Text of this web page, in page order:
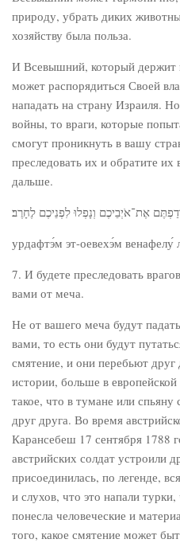
природу, убрать диких
хозяйству была польза.
И Всевышний, который держит
может распорядиться Своей
нападать на страну Израиля.
войны, то враги, которые
смогут проникнуть в вашу
преследовать их и обратите
дальше.
אֶת־אֹיְבֵיכֶם וְנָפְלוּ לִפְנֵיכֶם לֶחָרֶב׃
урдафтэ́м эт-оевехэ́м венафелу́
7. И будете преследовать
вами от меча.
Не от вашего меча будут
вами, то есть они будут
смятение, и они перебьют друг
истории, больше в европейской
такое, что в тумане или
друг друга. Во время
Карансебеш 17 сентября 1788
австрийских солдат устроили
присоединилась, по легенде,
и слухов, что это напали
понесла человеческие и
того, какое смятение может